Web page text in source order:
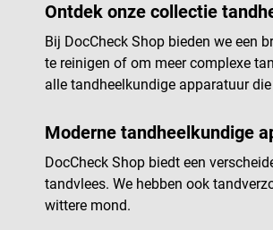
Ontdek onze collectie
Bij DocCheck Shop bieden we een
te reinigen of om meer complexe
alle tandheelkundige apparatuur
Moderne tandheelkundige
DocCheck Shop biedt een
tandvlees. We hebben ook
wittere mond.